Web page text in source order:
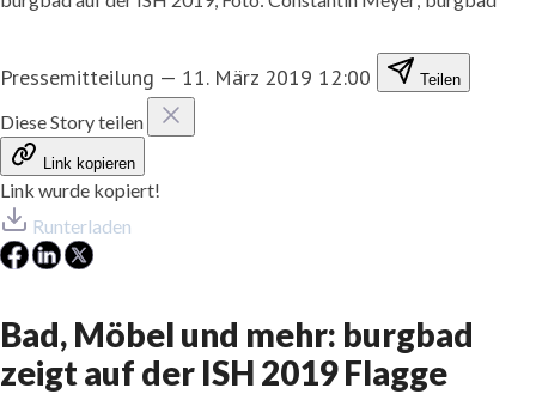
Pressemitteilung — 11. März 2019 12:00 Teilen
Diese Story teilen
Link kopieren
Link wurde kopiert!
Runterladen
Bad, Möbel und mehr: burgbad
zeigt auf der ISH 2019 Flagge